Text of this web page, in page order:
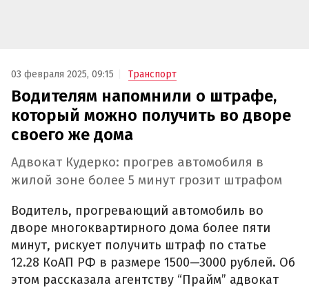
03 февраля 2025, 09:15 Транспорт
Водителям напомнили о штрафе,
который можно получить во дворе
своего же дома
Адвокат Кудерко: прогрев автомобиля в
жилой зоне более 5 минут грозит штрафом
Водитель, прогревающий автомобиль во
дворе многоквартирного дома более пяти
минут, рискует получить штраф по статье
12.28 КоАП РФ в размере 1500—3000 рублей. Об
этом рассказала агентству “Прайм” адвокат